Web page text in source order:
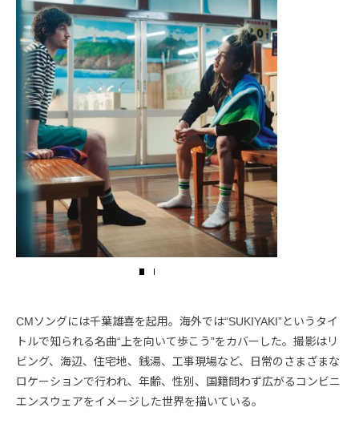
CMソングには千葉雄喜を起用。海外では“SUKIYAKI”というタイ
トルで知られる名曲“上を向いて歩こう”をカバーした。撮影はリ
ビング、海辺、住宅地、銭湯、工事現場など、日常のさまざまな
ロケーションで行われ、年齢、性別、国籍問わず広がるコンビニ
エンスウェアをイメージした世界を描いている。